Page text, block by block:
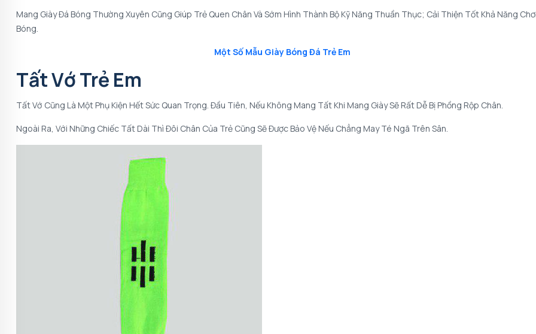
Mang Giày Đá Bóng Thường Xuyên Cũng Giúp Trẻ Quen Chân Và Sớm Hình Thành Bộ Kỹ Năng Thuần Thục; Cải Thiện Tốt Khả Năng
Bóng.
Một Số Mẫu Giày Bóng Đá Trẻ Em
Tất Vớ Trẻ Em
Tất Vớ Cũng Là Một Phụ Kiện Hết Sức Quan Trọng. Đầu Tiên, Nếu Không Mang Tất Khi Mang Giày Sẽ Rất Dễ Bị Phồng Rộp Chân.
Ngoài Ra, Với Những Chiếc Tất Dài Thì Đôi Chân Của Trẻ Cũng Sẽ Được Bảo Vệ Nếu Chẳng May Té Ngã Trên Sân.